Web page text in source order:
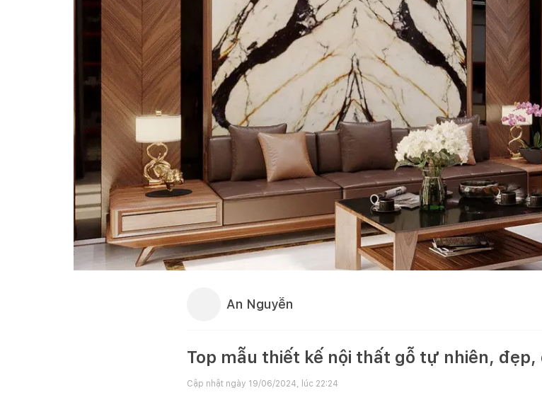
An Nguyễn
Top mẫu thiết kế nội thất gỗ tự nhiên, đẹp,
Cập nhật ngày 19/06/2024, lúc 22:24